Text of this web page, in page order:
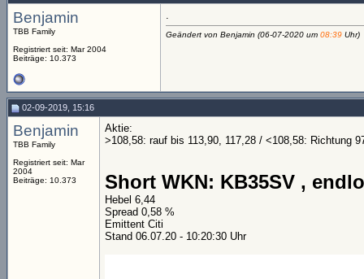
Benjamin
TBB Family
Registriert seit: Mar 2004
Beiträge: 10.373
.
Geändert von Benjamin (06-07-2020 um 08:39 Uhr)
02-09-2019, 15:16
Benjamin
TBB Family
Registriert seit: Mar
2004
Beiträge: 10.373
Aktie:
>108,58: rauf bis 113,90, 117,28 / <108,58: Richtung
Short WKN: KB35SV ,
Hebel 6,44
Spread 0,58 %
Emittent Citi
Stand 06.07.20 - 10:20:30 Uhr